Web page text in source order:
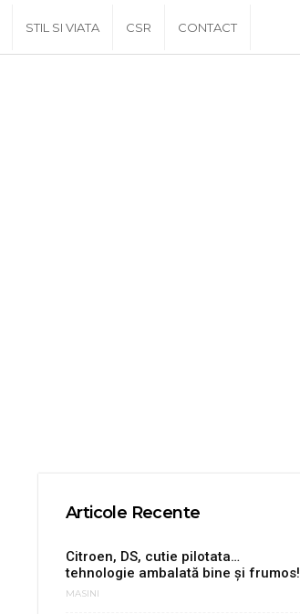
STIL SI VIATA CSR CONTACT
Articole Recente
Citroen, DS, cutie pilotata…
tehnologie ambalată bine şi frumos!
MASINI